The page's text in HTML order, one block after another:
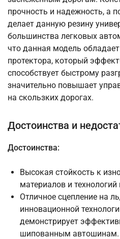
прочность и надежность, а
делает данную резину
большинства легковых
что данная модель
протектора, который
способствует быстрому
значительно повышает
на скользких дорогах.
Достоинства и
Достоинства:
Высокая стойкость к
материалов и технологий
Отличное сцепление на
инновационной
демонстрирует
шипованным автошинам.